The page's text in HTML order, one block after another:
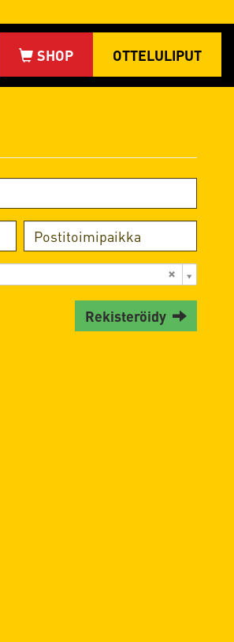
OTTELULIPUT
Rekisteröidy